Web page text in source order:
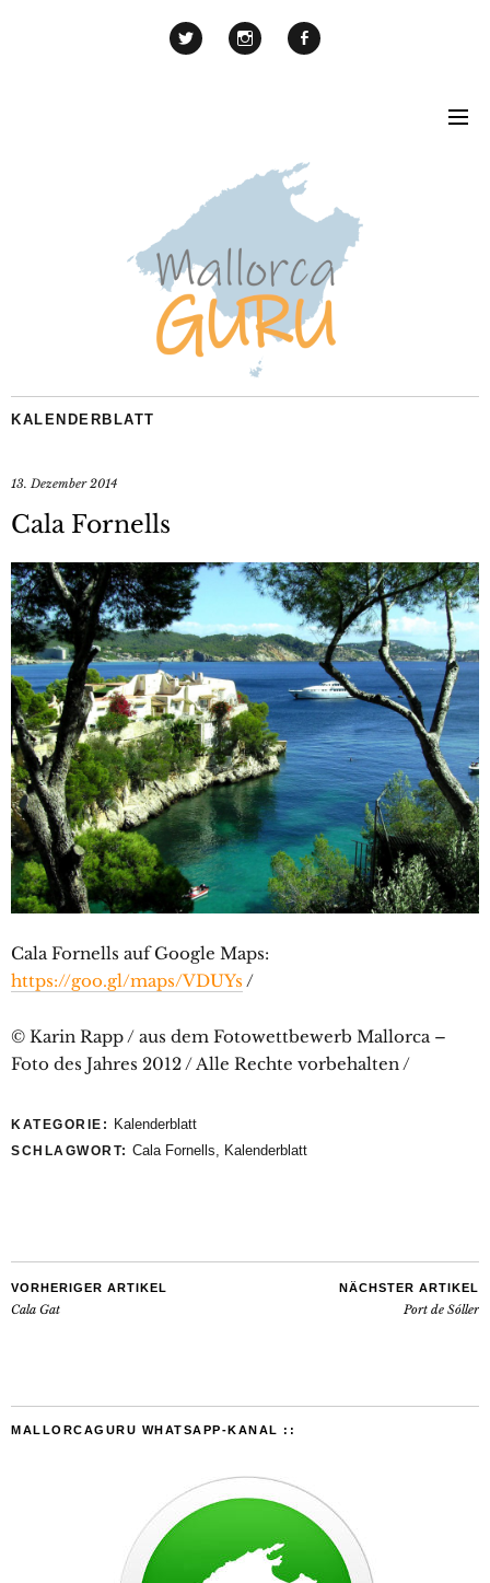
KALENDERBLATT
13. Dezember 2014
Cala Fornells
Cala Fornells auf Google Maps:
https://goo.gl/maps/VDUYs /
© Karin Rapp / aus dem Fotowettbewerb Mallorca –
Foto des Jahres 2012 / Alle Rechte vorbehalten /
KATEGORIE: Kalenderblatt
SCHLAGWORT: Cala Fornells Kalenderblatt
VORHERIGER ARTIKEL
Cala Gat
NÄCHSTER ARTIKEL
Port de Sóller
MALLORCAGURU WHATSAPP-KANAL ::